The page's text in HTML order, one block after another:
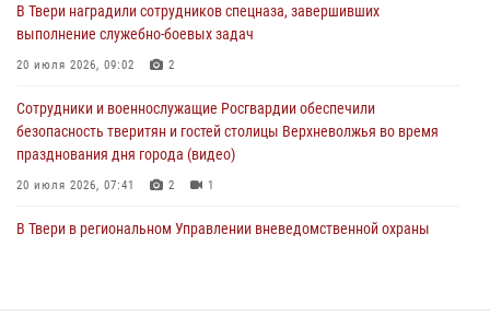
Росгвардейцы оказали помощь водителю на дороге в городе Кашин
22 июля 2026, 08:35
В Твери наградили сотрудников спецназа, завершивших
выполнение служебно-боевых задач
20 июля 2026, 09:02 2
Сотрудники и военнослужащие Росгвардии обеспечили
безопасность тверитян и гостей столицы Верхневолжья во время
празднования дня города (видео)
20 июля 2026, 07:41 2 1
В Твери в региональном Управлении вневедомственной охраны